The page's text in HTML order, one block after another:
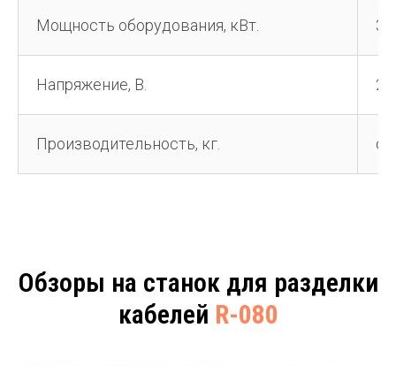
Мощность оборудования, кВт. 3
Напряжение, В.
Производительность, кг.
Обзоры на станок для разделки
кабелей R-080